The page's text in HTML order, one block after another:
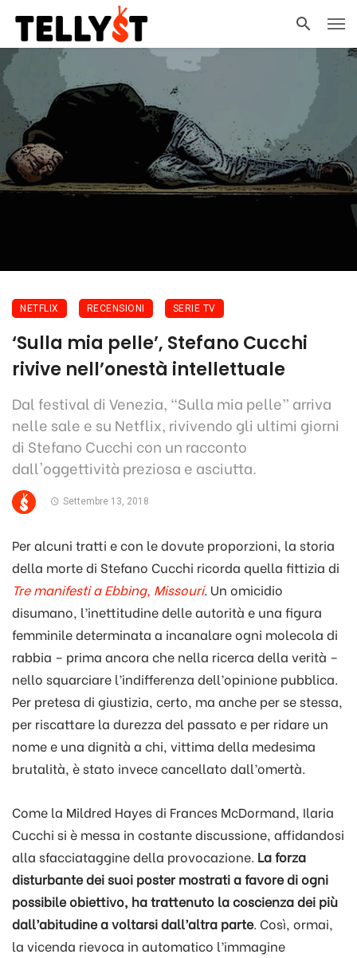
NETFLIX RECENSIONI SERIE TV
‘Sulla mia pelle’, Stefano Cucchi
rivive nell’onestà intellettuale
Dal festival di Venezia, “Sulla mia pelle” arriva
nelle sale e su Netflix, rivivendo gli ultimi giorni
di Stefano Cucchi con un racconto
dall'oggettività preziosa e asciutta.
Settembre 13, 2018
Per alcuni tratti e con le dovute proporzioni, la storia
della morte di Stefano Cucchi ricorda quella fittizia di
Tre manifesti a Ebbing, Missouri. Un omicidio
disumano, l’inettitudine delle autorità e una figura
femminile determinata a incanalare ogni molecola di
rabbia – prima ancora che nella ricerca della verità –
nello squarciare l’indifferenza dell’opinione pubblica.
Per pretesa di giustizia, certo, ma anche per se stessa,
per riscattare la durezza del passato e per ridare un
nome e una dignità a chi, vittima della medesima
brutalità, è stato invece cancellato dall’omertà.
Come la Mildred Hayes di Frances McDormand, Ilaria
Cucchi si è messa in costante discussione, affidandosi
alla sfacciataggine della provocazione. La forza
disturbante dei suoi poster mostrati a favore di ogni
possibile obiettivo, ha trattenuto la coscienza dei più
dall’abitudine a voltarsi dall’altra parte. Così, ormai,
la vicenda rievoca in automatico l’immagine